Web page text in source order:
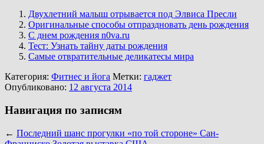
Двухлетний малыш отрывается под Элвиса Пресли
Оригинальные способы отпраздновать день рождения
С днем рождения n0va.ru
Тест: Узнать тайну даты рождения
Самые отвратительные деликатесы мира
Категория: Фитнес и йога Метки: гаджет
Опубликовано: 12 августа 2014
Навигация по записям
← Последний шанс прогулки «по той стороне» Сан-